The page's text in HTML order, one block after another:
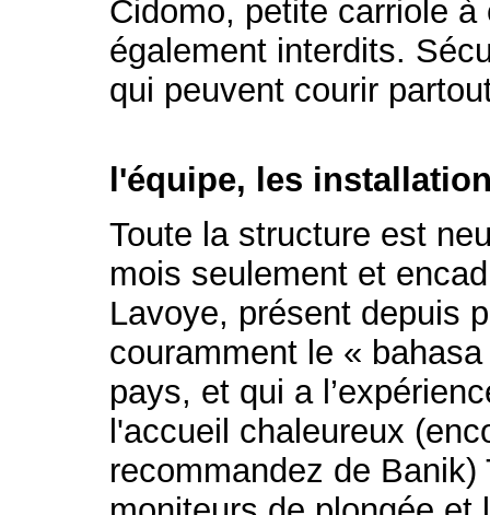
Cidomo, petite carriole
également interdits.
qui peuvent courir
l'équipe, les
Toute la structure est
mois seulement et
Lavoye, présent depuis
couramment le «
pays, et qui a
l'accueil chaleureux
recommandez de